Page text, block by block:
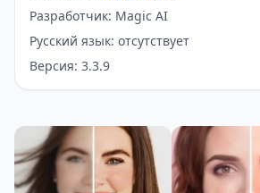
Разработчик: Magic AI
Русский язык: отсутствует
Версия: 3.3.9